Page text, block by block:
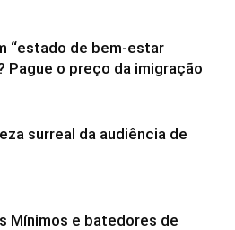
“estado de bem-estar
Pague o preço da imigração
surreal da audiência de
Mínimos e batedores de